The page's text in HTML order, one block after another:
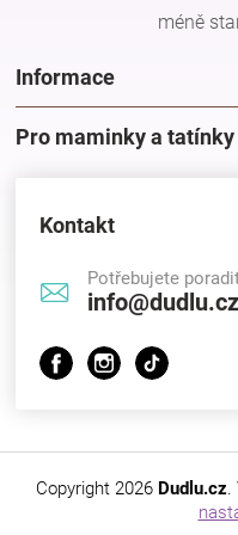
méně
Informace
Pro maminky a tatínky
Kontakt
Potřebujete
info@dudlu.cz
Copyright 2026 Dudlu.cz.